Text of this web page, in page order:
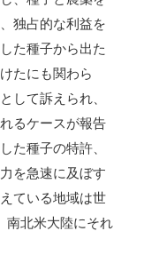
独占的な利益を
た種子から出た
たにも関わら
して訴えられ、
るケースが報告
た種子の特許、
を急速に及ぼす
ている地域は世
南北米大陸にそれ